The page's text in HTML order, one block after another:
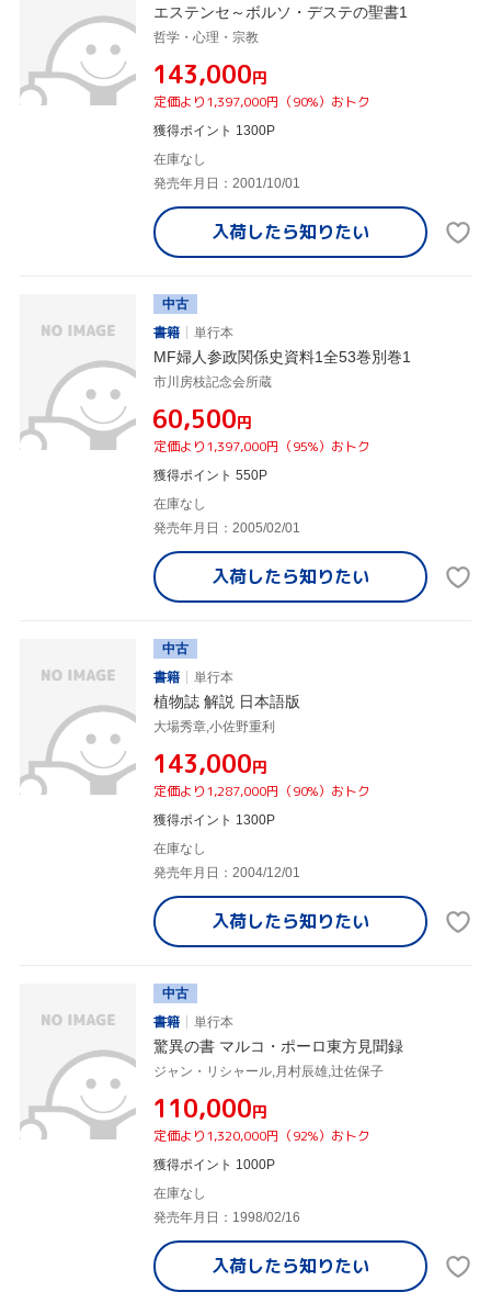
エステンセ～ボルソ・デステの聖書1
哲学・心理・宗教
¥143,000円
定価より1,397,000円（90%）おトク
獲得ポイント 1300P
在庫なし
発売年月日：2001/10/01
入荷したら知りたい
中古
書籍
単行本
MF婦人参政関係史資料1全53巻別巻1
市川房枝記念会所蔵
¥60,500円
定価より1,397,000円（95%）おトク
獲得ポイント 550P
在庫なし
発売年月日：2005/02/01
入荷したら知りたい
中古
書籍
単行本
植物誌 解説 日本語版
大場秀章,小佐野重利
¥143,000円
定価より1,287,000円（90%）おトク
獲得ポイント 1300P
在庫なし
発売年月日：2004/12/01
入荷したら知りたい
中古
書籍
単行本
驚異の書 マルコ・ポーロ東方見聞録
ジャン・リシャール,月村辰雄,辻佐保子
¥110,000円
定価より1,320,000円（92%）おトク
獲得ポイント 1000P
在庫なし
発売年月日：1998/02/16
入荷したら知りたい